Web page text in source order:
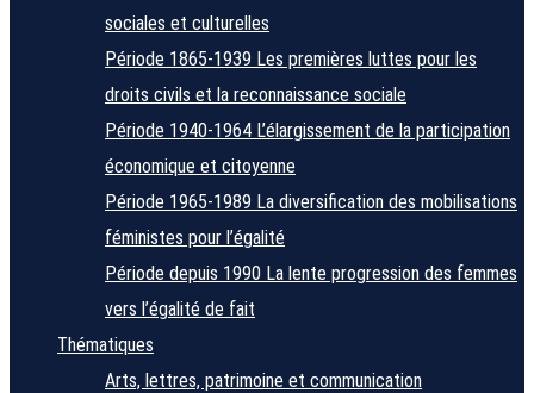
sociales et culturelles
Période 1865-1939 Les premières luttes pour les
droits civils et la reconnaissance sociale
Période 1940-1964 L’élargissement de la participation
économique et citoyenne
Période 1965-1989 La diversification des mobilisations
féministes pour l’égalité
Période depuis 1990 La lente progression des femmes
vers l’égalité de fait
Thématiques
Arts, lettres, patrimoine et communication